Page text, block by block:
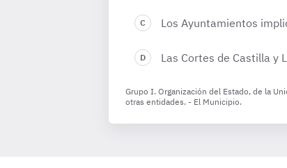
Los Ayuntamientos
Las Cortes de Castilla y
Grupo I. Organización del Estado, de la
otras entidades. - El Municipio.